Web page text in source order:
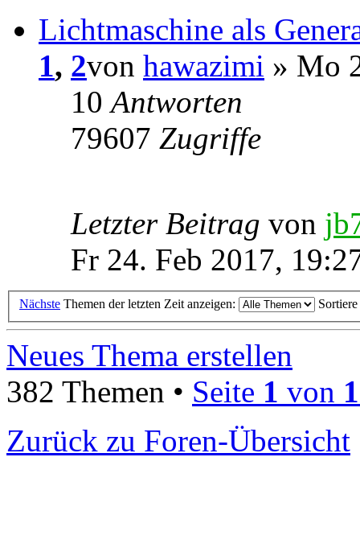
Lichtmaschine als
1, 2von hawazimi » Mo
10Antworten
79607 Zugriffe
Letzter Beitrag von
Fr 24. Feb 2017,
Nächste Themen der letzten Zeit anzeigen:
Neues Thema erstellen
382 Themen • Seite 1 von
Zurück zu Foren-Übersicht